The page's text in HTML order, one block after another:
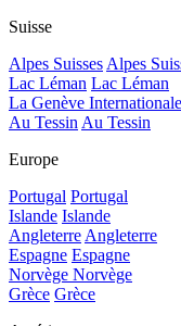
Suisse
Alpes Suisses Alpes
Lac Léman Lac Léman
La Genève Internationale
Au Tessin Au Tessin
Europe
Portugal Portugal
Islande Islande
Angleterre Angleterre
Espagne Espagne
Norvège Norvège
Grèce Grèce